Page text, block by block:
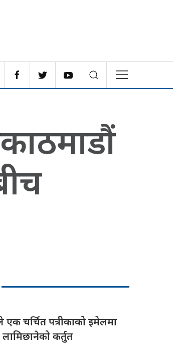
एक चर्चित पत्रीकाको इमेलमा
लामिछानेको कर्तुत